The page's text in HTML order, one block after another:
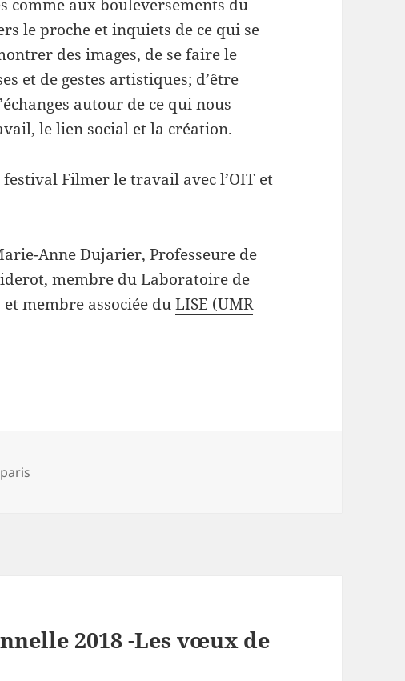
comme aux bouleversements du
le proche et inquiets de ce qui se
des images, de se faire le
et de gestes artistiques; d’être
autour de ce qui nous
le lien social et la création.
Filmer le travail avec l’OIT et
Anne Dujarier, Professeure de
membre du Laboratoire de
membre associée duLISE (UMR
Mots-
paris
2018 -Les vœux de